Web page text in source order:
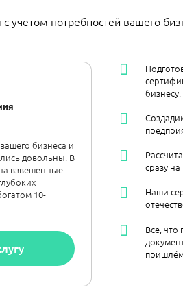
учетом потребностей вашего
бизнеса и
довольны. В
взвешенные
10-
бизнесу.
сразу
Наши
Все, что